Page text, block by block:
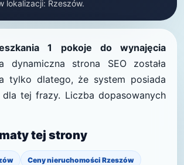
lokalizacji: Rzeszów.
1 pokoje do wynajęcia
dynamiczna strona SEO została
tylko dlatego, że system posiada
tej frazy. Liczba dopasowanych
tej strony
Ceny nieruchomości Rzeszów